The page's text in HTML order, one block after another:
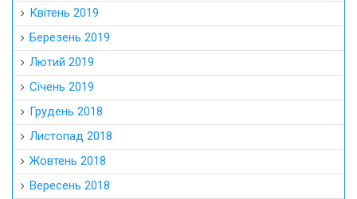
Квітень 2019
Березень 2019
Лютий 2019
Січень 2019
Грудень 2018
Листопад 2018
Жовтень 2018
Вересень 2018